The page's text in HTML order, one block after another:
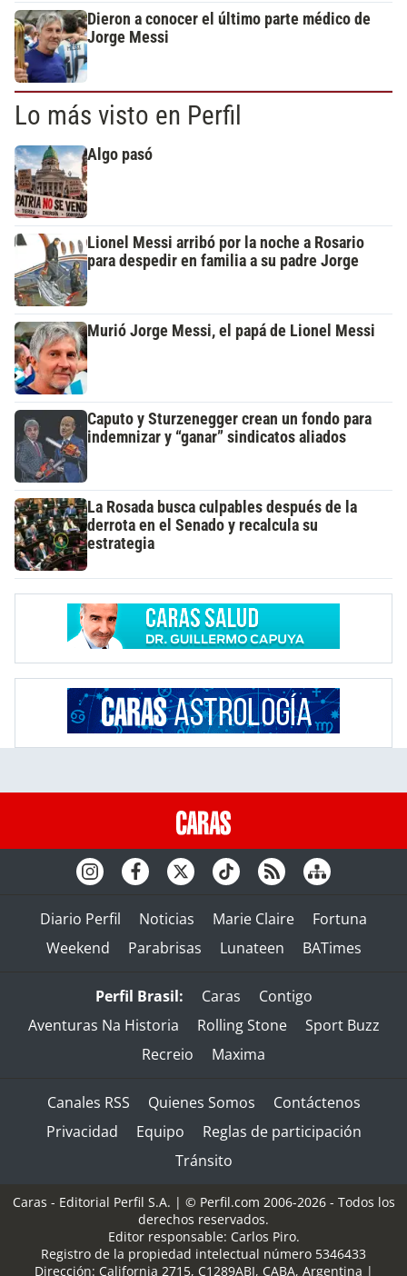
Dieron a conocer el último parte médico de
Jorge Messi
Lo más visto en Perfil
Algo pasó
Lionel Messi arribó por la noche a Rosario
para despedir en familia a su padre Jorge
Murió Jorge Messi, el papá de Lionel Messi
Caputo y Sturzenegger crean un fondo para
indemnizar y “ganar” sindicatos aliados
La Rosada busca culpables después de la
derrota en el Senado y recalcula su
estrategia
Diario Perfil Noticias Marie Claire
Fortuna
Weekend
Parabrisas Lunateen BATimes
Perfil Brasil: Caras
Contigo
Aventuras Na Historia
Rolling Stone
Sport Buzz
Recreio
Maxima
Canales RSS Quienes Somos
Contáctenos
Privacidad
Equipo
Reglas de participación
Tránsito
Caras - Editorial Perfil S.A. | © Perfil.com 2006-2026 - Todos los
derechos reservados.
Editor responsable: Carlos Piro.
Registro de la propiedad intelectual número 5346433
Dirección: California 2715, C1289ABI, CABA, Argentina |